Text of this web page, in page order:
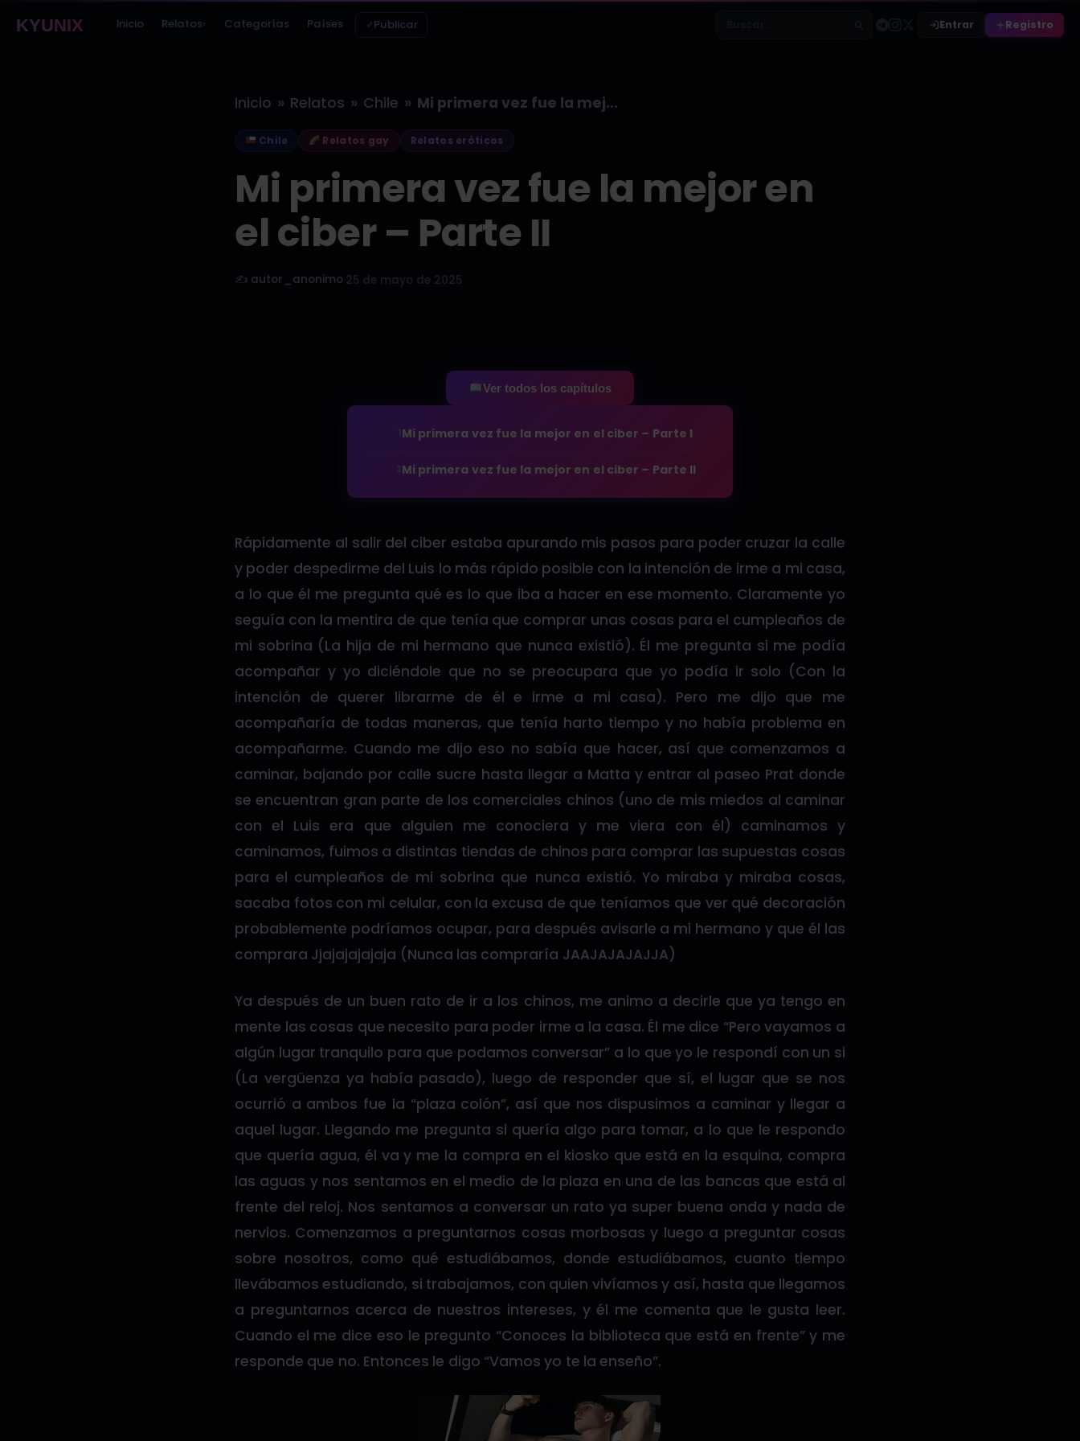
KYUNIX Inicio Relatos▾ Categorías Países Publicar Entrar Registro
Inicio » Relatos » Chile » Mi primera vez fue la mejor…
Chile Relatos gay Relatos eróticos
Mi primera vez fue la mejor en
el ciber – Parte II
✍️ autor_anonimo 25 de mayo de 2025
Ver todos los capítulos
Mi primera vez fue la mejor en el ciber – Parte I
Mi primera vez fue la mejor en el ciber – Parte II
Rápidamente al salir del ciber estaba apurando mis pasos para poder cruzar la calle
y poder despedirme del Luis lo más rápido posible con la intención de irme a mi casa,
a lo que él me pregunta qué es lo que iba a hacer en ese momento. Claramente yo
seguía con la mentira de que tenía que comprar unas cosas para el cumpleaños de
mi sobrina (La hija de mi hermano que nunca existió). Él me pregunta si me podía
acompañar y yo diciéndole que no se preocupara que yo podía ir solo (Con la
intención de querer librarme de él e irme a mi casa). Pero me dijo que me
acompañaría de todas maneras, que tenía harto tiempo y no había problema en
acompañarme. Cuando me dijo eso no sabía que hacer, así que comenzamos a
caminar, bajando por calle sucre hasta llegar a Matta y entrar al paseo Prat donde
se encuentran gran parte de los comerciales chinos (uno de mis miedos al caminar
con el Luis era que alguien me conociera y me viera con él) caminamos y
caminamos, fuimos a distintas tiendas de chinos para comprar las supuestas cosas
para el cumpleaños de mi sobrina que nunca existió. Yo miraba y miraba cosas,
sacaba fotos con mi celular, con la excusa de que teníamos que ver qué decoración
probablemente podríamos ocupar, para después avisarle a mi hermano y que él las
comprara Jjajajajajaja (Nunca las compraría JAAJAJAJAJJA)
Ya después de un buen rato de ir a los chinos, me animo a decirle que ya tengo en
mente las cosas que necesito para poder irme a la casa. Él me dice “Pero vayamos a
algún lugar tranquilo para que podamos conversar” a lo que yo le respondí con un si
(La vergüenza ya había pasado), luego de responder que sí, el lugar que se nos
ocurrió a ambos fue la “plaza colón”, así que nos dispusimos a caminar y llegar a
aquel lugar. Llegando me pregunta si quería algo para tomar, a lo que le respondo
que quería agua, él va y me la compra en el kiosko que está en la esquina, compra
las aguas y nos sentamos en el medio de la plaza en una de las bancas que está al
frente del reloj. Nos sentamos a conversar un rato ya super buena onda y nada de
nervios. Comenzamos a preguntarnos cosas morbosas y luego a preguntar cosas
sobre nosotros, como qué estudiábamos, donde estudiábamos, cuanto tiempo
llevábamos estudiando, si trabajamos, con quien vivíamos y así, hasta que llegamos
a preguntarnos acerca de nuestros intereses, y él me comenta que le gusta leer.
Cuando el me dice eso le pregunto “Conoces la biblioteca que está en frente” y me
responde que no. Entonces le digo “Vamos yo te la enseño”.